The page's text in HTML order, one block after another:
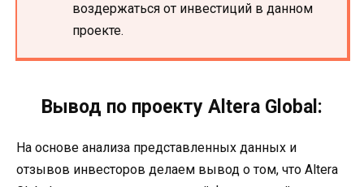
воздержаться от инвестиций в данном
проекте.
Вывод по проекту Altera Global:
На основе анализа представленных данных и
отзывов инвесторов делаем вывод о том, что Altera